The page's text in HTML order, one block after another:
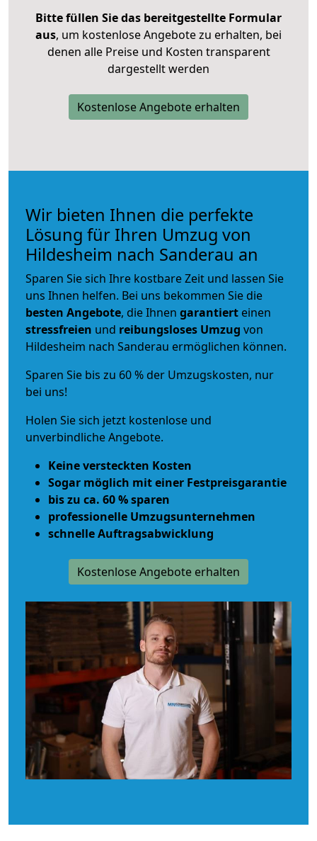
Bitte füllen Sie das bereitgestellte Formular
aus, um kostenlose Angebote zu erhalten, bei
denen alle Preise und Kosten transparent
dargestellt werden
Kostenlose Angebote erhalten
Wir bieten Ihnen die perfekte
Lösung für Ihren Umzug von
Hildesheim nach Sanderau an
Sparen Sie sich Ihre kostbare Zeit und lassen Sie
uns Ihnen helfen. Bei uns bekommen Sie die
besten Angebote, die Ihnen garantiert einen
stressfreien und reibungsloses Umzug von
Hildesheim nach Sanderau ermöglichen können.
Sparen Sie bis zu 60 % der Umzugskosten, nur
bei uns!
Holen Sie sich jetzt kostenlose und
unverbindliche Angebote.
Keine versteckten Kosten
Sogar möglich mit einer Festpreisgarantie
bis zu ca. 60 % sparen
professionelle Umzugsunternehmen
schnelle Auftragsabwicklung
Kostenlose Angebote erhalten